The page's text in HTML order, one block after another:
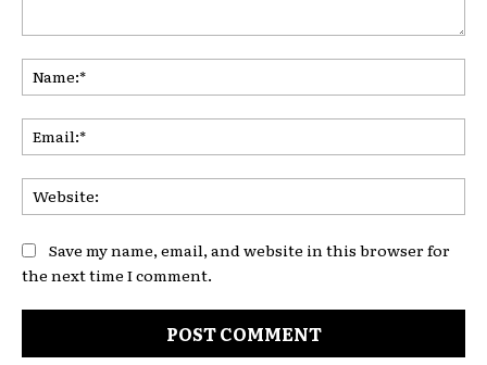
Save my name, email, and website in this browser for
the next time I comment.